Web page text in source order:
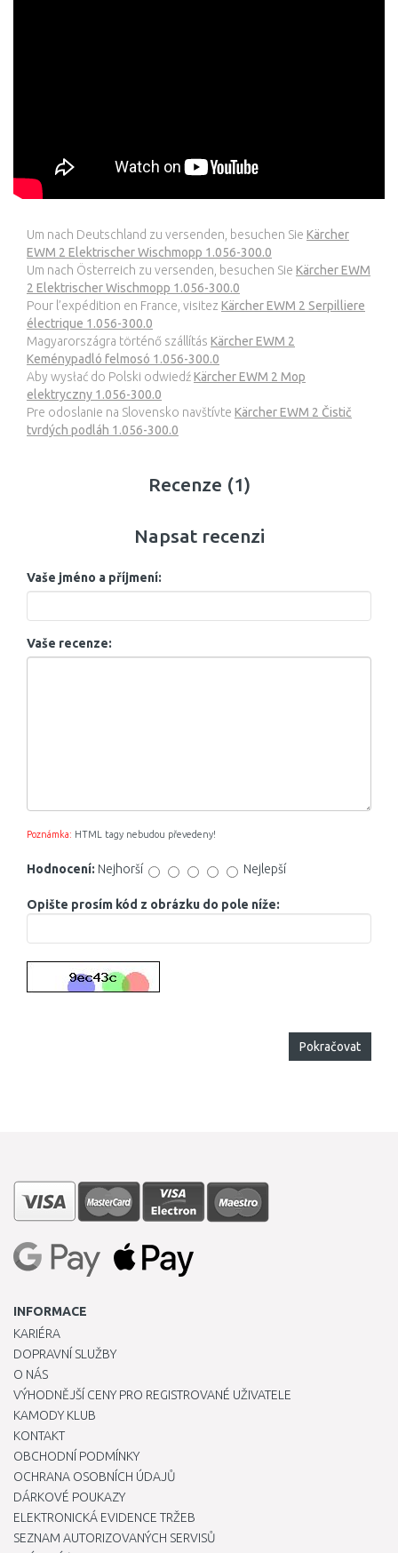
Um nach Deutschland zu versenden, besuchen Sie Kärcher
EWM 2 Elektrischer Wischmopp 1.056-300.0
Um nach Österreich zu versenden, besuchen Sie Kärcher EWM
2 Elektrischer Wischmopp 1.056-300.0
Pour l’expédition en France, visitez Kärcher EWM 2 Serpilliere
électrique 1.056-300.0
Magyarországra történő szállítás Kärcher EWM 2
Keménypadló felmosó 1.056-300.0
Aby wysłać do Polski odwiedźKärcher EWM 2 Mop
elektryczny 1.056-300.0
Pre odoslanie na Slovensko navštívte Kärcher EWM 2 Čistič
tvrdých podláh 1.056-300.0
Recenze (1)
Napsat recenzi
Vaše jméno a příjmení:
Vaše recenze:
Poznámka: HTML tagy nebudou převedeny!
Hodnocení: Nejhorší Nejlepší
Opište prosím kód z obrázku do pole níže:
Pokračovat
INFORMACE
KARIÉRA
DOPRAVNÍ SLUŽBY
O NÁS
VÝHODNĚJŠÍ CENY PRO REGISTROVANÉ UŽIVATELE
KAMODY KLUB
KONTAKT
OBCHODNÍ PODMÍNKY
OCHRANA OSOBNÍCH ÚDAJŮ
DÁRKOVÉ POUKAZY
ELEKTRONICKÁ EVIDENCE TRŽEB
SEZNAM AUTORIZOVANÝCH SERVISŮ